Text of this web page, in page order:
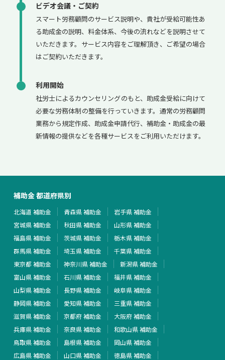
ビデオ会議・ご契約
スマート労務顧問のサービス説明や、貴社が受給可能性あ
る助成金の説明、料金体系、今後の流れなどを説明させて
いただきます。サービス内容をご理解頂き、ご希望の場合
はご契約いただきます。
利用開始
社労士によるカウンセリングのもと、助成金受給に向けて
必要な労務体制の整備を行っていきます。通常の労務顧問
業務から規定作成、助成金申請代行、補助金・助成金の最
新情報の提供などを各種サービスをご利用いただけます。
補助金 都道府県別
北海道 補助金 青森県 補助金
岩手県 補助金
宮城県 補助金
秋田県 補助金
山形県 補助金
福島県 補助金
茨城県 補助金
栃木県 補助金
群馬県 補助金
埼玉県 補助金
千葉県 補助金
東京都 補助金
神奈川県 補助金
新潟県 補助金
富山県 補助金
石川県 補助金
福井県 補助金
山梨県 補助金
長野県 補助金
岐阜県 補助金
静岡県 補助金
愛知県 補助金
三重県 補助金
滋賀県 補助金
京都府 補助金
大阪府 補助金
兵庫県 補助金
奈良県 補助金
和歌山県 補助金
鳥取県 補助金
島根県 補助金
岡山県 補助金
広島県 補助金
山口県 補助金
徳島県 補助金